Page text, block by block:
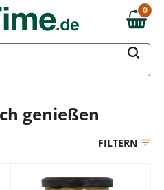
0,00 €
0
genießen
FILTERN